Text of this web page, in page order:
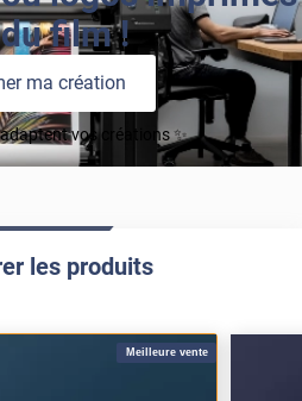
film !
ma création
vos créations ✨
les produits
Meilleure vente